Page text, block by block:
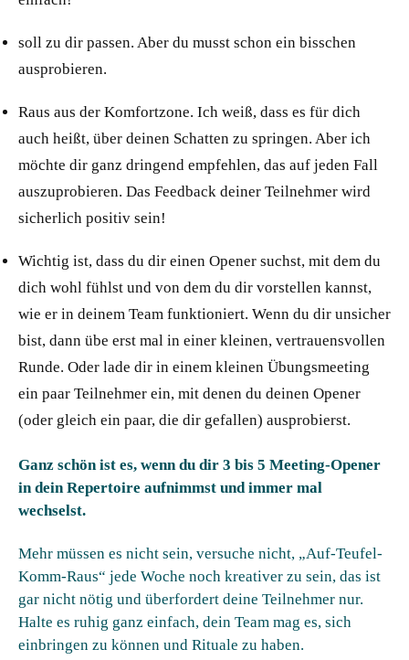
soll zu dir passen. Aber du musst schon ein bisschen
ausprobieren.
Raus aus der Komfortzone. Ich weiß, dass es für dich
auch heißt, über deinen Schatten zu springen. Aber ich
möchte dir ganz dringend empfehlen, das auf jeden Fall
auszuprobieren. Das Feedback deiner Teilnehmer wird
sicherlich positiv sein!
Wichtig ist, dass du dir einen Opener suchst, mit dem du
dich wohl fühlst und von dem du dir vorstellen kannst,
wie er in deinem Team funktioniert. Wenn du dir unsicher
bist, dann übe erst mal in einer kleinen, vertrauensvollen
Runde. Oder lade dir in einem kleinen Übungsmeeting
ein paar Teilnehmer ein, mit denen du deinen Opener
(oder gleich ein paar, die dir gefallen) ausprobierst.
Ganz schön ist es, wenn du dir 3 bis 5 Meeting-Opener
in dein Repertoire aufnimmst und immer mal
wechselst.
Mehr müssen es nicht sein, versuche nicht, „Auf-Teufel-
Komm-Raus“ jede Woche noch kreativer zu sein, das ist
gar nicht nötig und überfordert deine Teilnehmer nur.
Halte es ruhig ganz einfach, dein Team mag es, sich
einbringen zu können und Rituale zu haben.